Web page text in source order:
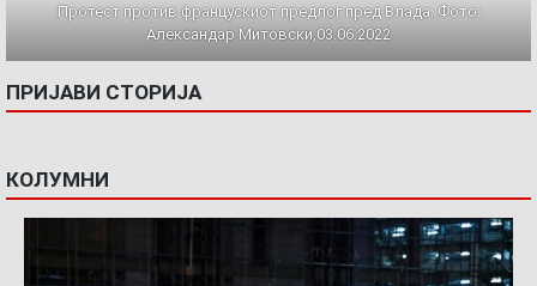
Протест против францускиот предлог пред Влада. Фото:
Александар Митовски,03.06.2022
ПРИЈАВИ СТОРИЈА
КОЛУМНИ